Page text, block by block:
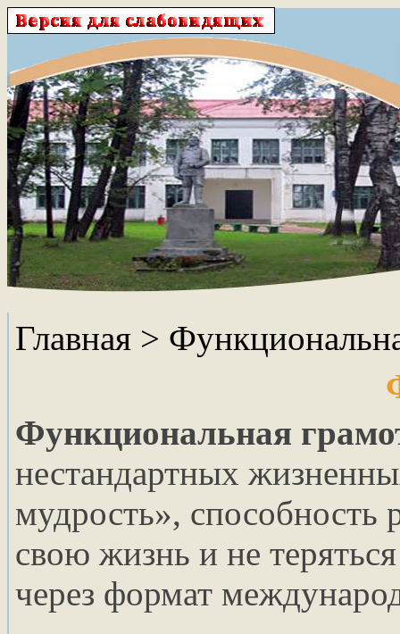
Главная >
Функциональная
нестандартных
мудрость», способность
свою жизнь и не
через формат